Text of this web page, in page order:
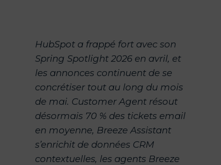
HubSpot a frappé fort avec son
Spring Spotlight 2026 en avril, et
les annonces continuent de se
concrétiser tout au long du mois
de mai. Customer Agent résout
désormais 70 % des tickets email
en moyenne, Breeze Assistant
s’enrichit de données CRM
contextuelles, les agents Breeze